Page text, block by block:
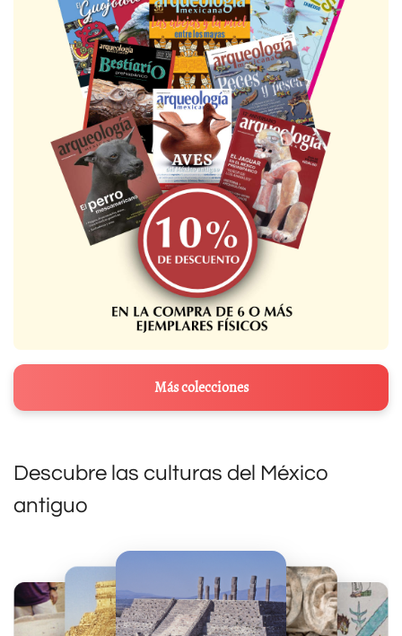
Más colecciones
Descubre las culturas del México
antiguo